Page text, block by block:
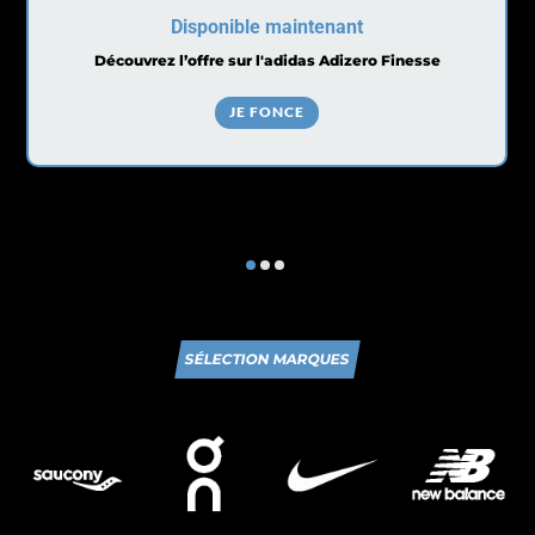
Disponible maintenant
Découvrez l’offre sur l'adidas Adizero Finesse
JE FONCE
SÉLECTION MARQUES